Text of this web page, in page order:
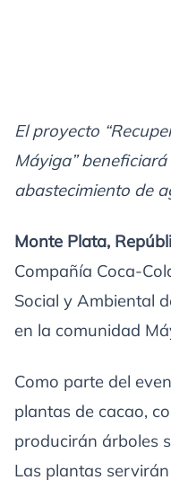
Elproyecto
Máyiga”
abastecimiento de
Monte Plata,
Compañía Coca-
Social y Ambiental
en la comunidad
Como parte del
plantas de cacao,
producirán árboles
Las plantas